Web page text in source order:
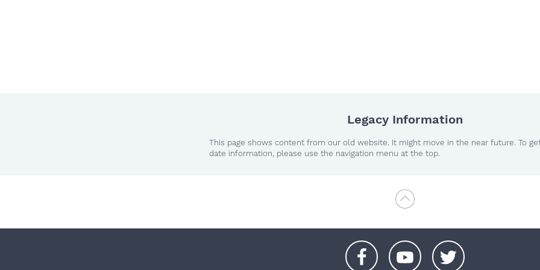
Legacy Information
This page shows content from our old website. It might move in the near future. To
date information, please use the navigation menu at the top.